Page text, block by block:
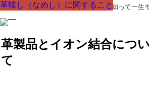
革製品の部品の呼び名・素材・技術を知って一生
革製品とイオン結合につい
て
革鞣し（なめし）に関すること
革鞣し（なめし）に関すること
革鞣し（なめし）に関すること
革鞣し（なめし）に関すること
革鞣し（なめし）に関すること
革鞣し（なめし）に関すること
革鞣し（なめし）に関すること